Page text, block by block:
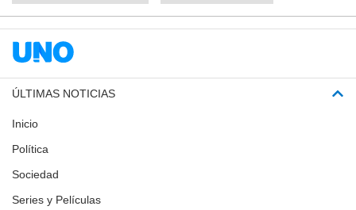
ÚLTIMAS NOTICIAS
Inicio
Política
Sociedad
Series y Películas